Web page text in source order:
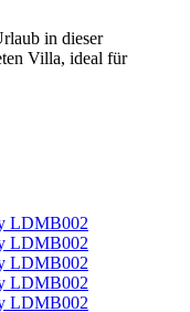
in dieser
Villa, ideal für